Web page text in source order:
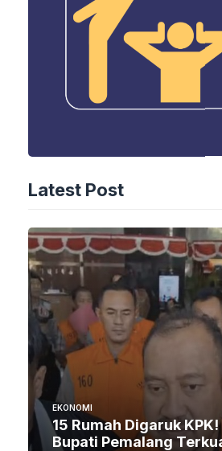
Latest Post
EKONOMI
15 Rumah Digaruk
Bupati Pemalang